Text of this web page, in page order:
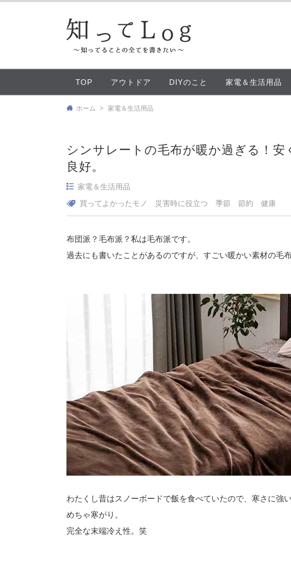
TOP アウトドア DIYのこと 家電＆生活用品
ホーム > 家電＆生活用品
シンサレートの毛布が暖か過ぎる！安
良好。
家電＆生活用品
買ってよかったモノ
災害時に役立つ 季節 節約 健康
布団派？毛布派？私は毛布派です。
過去にも書いたことがあるのですが、すごい暖かい素材の毛
わたくし昔はスノーボードで飯を食べていたので、寒さに強
めちゃ寒がり。
完全な末端冷え性。笑